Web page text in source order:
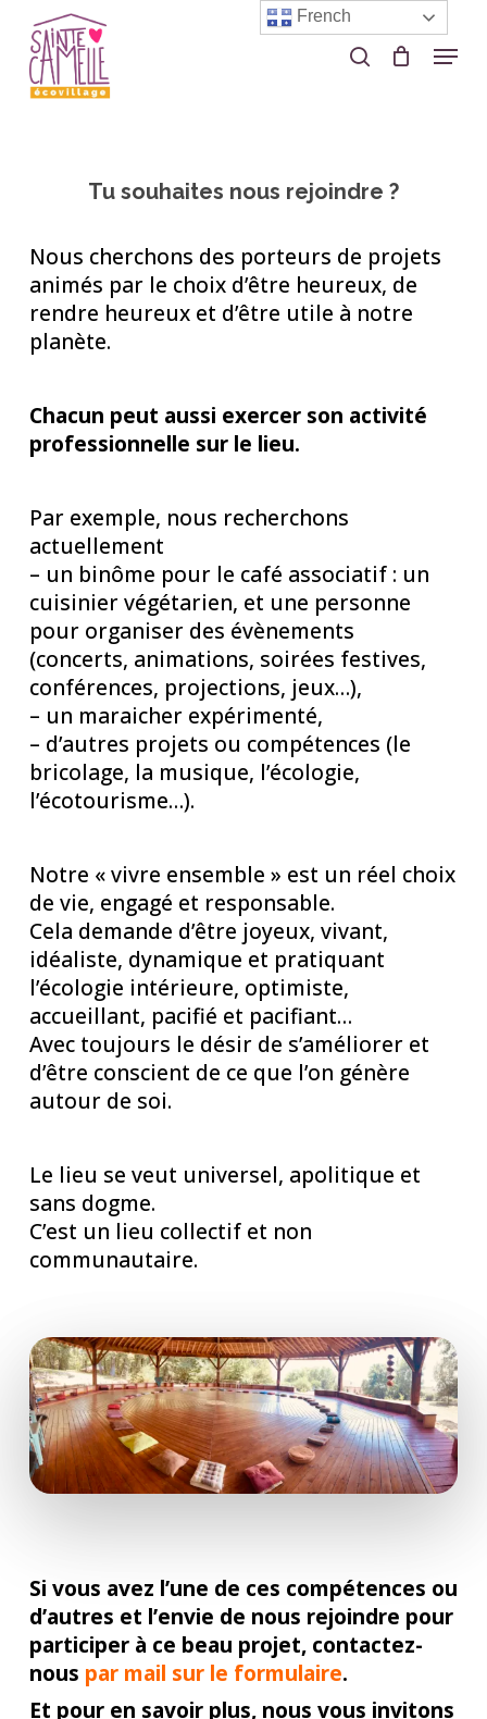
main
content
search Menu
Tu souhaites nous rejoindre ?
Nous cherchons des porteurs de projets
animés par le choix d’être heureux, de
rendre heureux et d’être utile à notre
planète.
Chacun peut aussi exercer son activité
professionnelle sur le lieu.
Par exemple, nous recherchons
actuellement
– un binôme pour le café associatif : un
cuisinier végétarien, et une personne
pour organiser des évènements
(concerts, animations, soirées festives,
conférences, projections, jeux…),
– un maraicher expérimenté,
– d’autres projets ou compétences (le
bricolage, la musique, l’écologie,
l’écotourisme…).
Notre « vivre ensemble » est un réel choix
de vie, engagé et responsable.
Cela demande d’être joyeux, vivant,
idéaliste, dynamique et pratiquant
l’écologie intérieure, optimiste,
accueillant, pacifié et pacifiant…
Avec toujours le désir de s’améliorer et
d’être conscient de ce que l’on génère
autour de soi.
Le lieu se veut universel, apolitique et
sans dogme.
C’est un lieu collectif et non
communautaire.
Si vous avez l’une de ces compétences ou
d’autres et l’envie de nous rejoindre pour
participer à ce beau projet, contactez-
nous par mail sur le formulaire.
Et pour en savoir plus, nous vous invitons
Close
French